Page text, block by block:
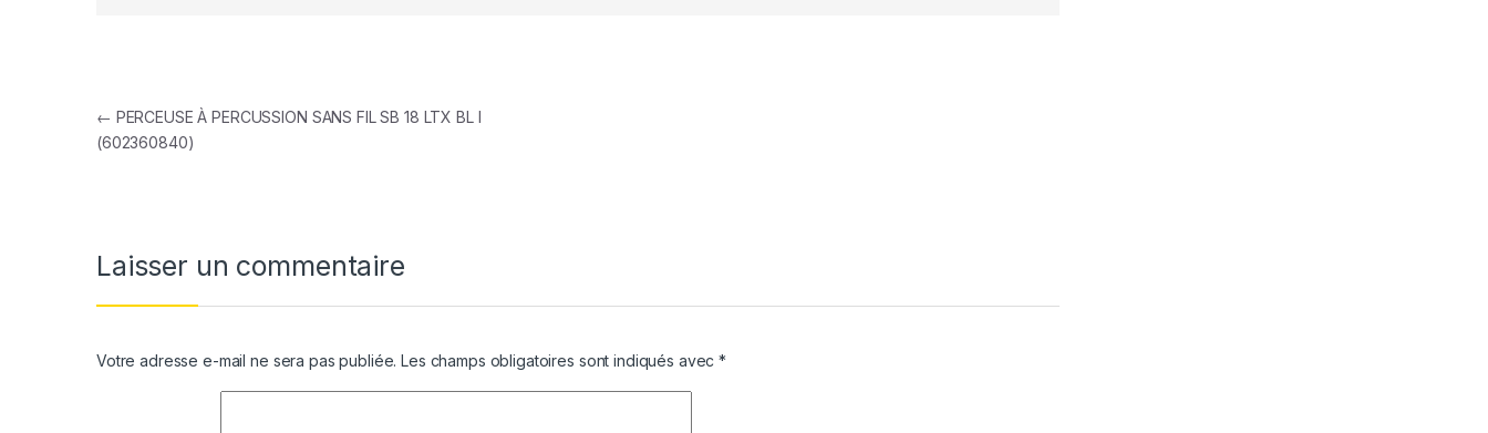
Navigation de l’article
← PERCEUSE À PERCUSSION SANS FIL SB 18 LTX BL I
(602360840)
Laisser un commentaire
Votre adresse e-mail ne sera pas publiée. Les champs obligatoires sont indiqués avec*